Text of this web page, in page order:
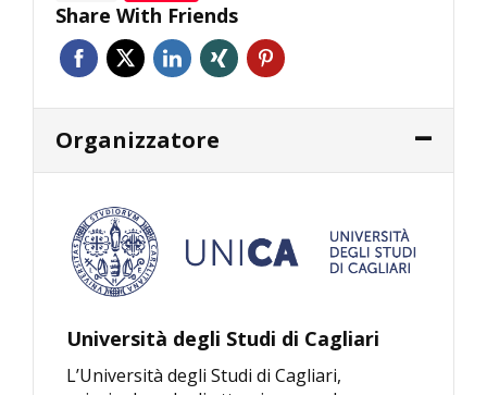
Share With Friends
Organizzatore
Università degli Studi di Cagliari
L’Università degli Studi di Cagliari,